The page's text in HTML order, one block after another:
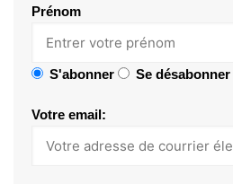
Prénom
S'abonner Se désabonner
Votre email: